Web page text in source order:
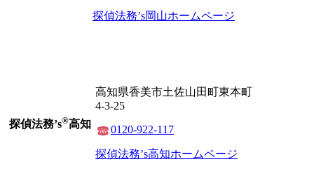
探偵法務’s岡山ホームページ
探偵法務’s®高知
高知県香美市土佐山田町東本町
4-3-25
0120-922-117
探偵法務’s高知ホームページ